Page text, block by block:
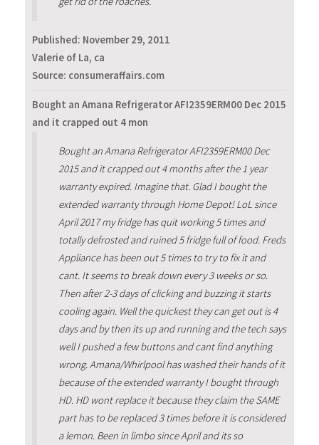
Published: November 29, 2011
Valerie of La, ca
Source: consumeraffairs.com
Bought an Amana Refrigerator AFI2359ERM00 Dec 2015
and it crapped out 4 mon
Bought an Amana Refrigerator AFI2359ERM00 Dec
2015 and it crapped out 4 months after the 1 year
warranty expired. Imagine that. Glad I bought the
extended warranty through Home Depot! LoL since
April 2017 my fridge has quit working 5 times and
totally defrosted and ruined 5 fridge full of food. Freds
Appliance has been out 5 times to try to fix it and
cant. It seems to break down every 3 weeks or so.
Then after 2-3 days of clicking and buzzing it starts
cooling again. Well the quickest they can get out is 4
days and by then its up and running and the tech says
well I pushed a few buttons and cant find anything
wrong. Amana/Whirlpool has washed their hands of it
because of the extended warranty I bought through
HD. HD wont replace it because they claim the SAME
part has to be replaced 3 times before it is considered
a lemon. Been in limbo since April and its so